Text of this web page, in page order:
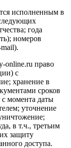
исполненным в
года
номеров
online.ru право
с
хранение в
сроков
с момента даты
уточнение
в т.ч., третьим
защиту
доступа.